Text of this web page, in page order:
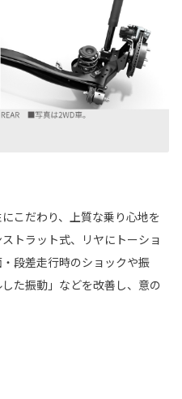
こだわり、上質な乗り心地を
トラット式、リヤにトーショ
段差走行時のショックや振
た振動」などを改善し、意の